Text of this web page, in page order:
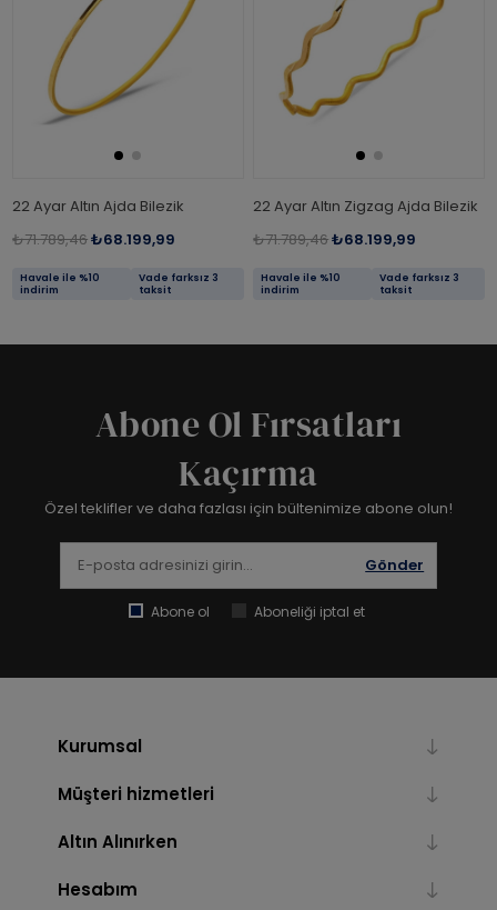
22 Ayar Altın Ajda Bilezik
₺71.789,46₺68.199,99
Havale ile %10
indirim
Vade farksız 3
taksit
22 Ayar Altın Zigzag Ajda Bilezik
₺71.789,46₺68.199,99
Havale ile %10
indirim
Vade farksız 3
taksit
Abone Ol Fırsatları
Kaçırma
Özel teklifler ve daha fazlası için bültenimize abone olun!
Gönder
Abone ol Aboneliği iptal et
Kurumsal
Müşteri hizmetleri
Altın Alınırken
Hesabım